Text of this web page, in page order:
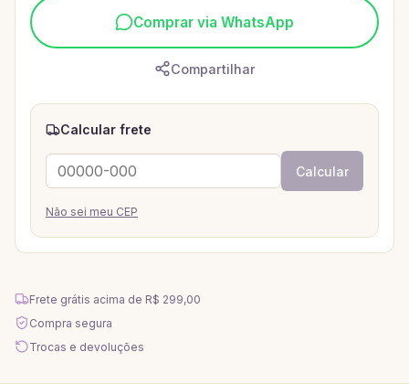
Comprar via WhatsApp
Compartilhar
Calcular frete
Calcular
Não sei meu CEP
Frete grátis acima de R$ 299,00
Compra segura
Trocas e devoluções